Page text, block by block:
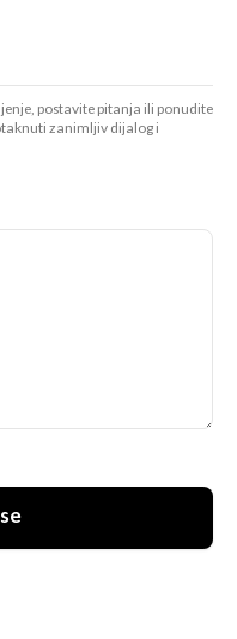
postavite pitanja ili ponudite
zanimljiv dijalog i